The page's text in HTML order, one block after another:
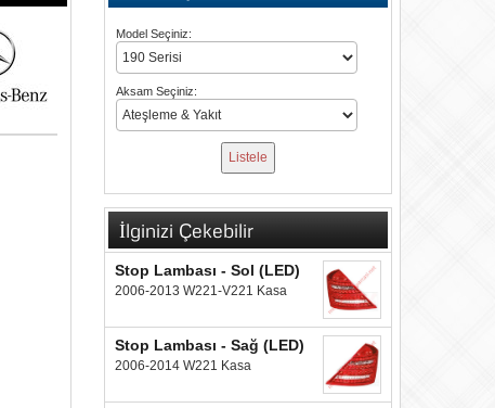
Model Seçiniz:
Aksam Seçiniz:
İlginizi Çekebilir
Stop Lambası - Sol (LED)
2006-2013 W221-V221 Kasa
Stop Lambası - Sağ (LED)
2006-2014 W221 Kasa